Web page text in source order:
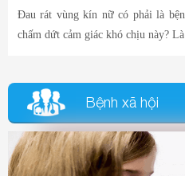
Đau rát vùng kín nữ có phải là
chấm dứt cảm giác khó chịu này?
Bệnh xã hội